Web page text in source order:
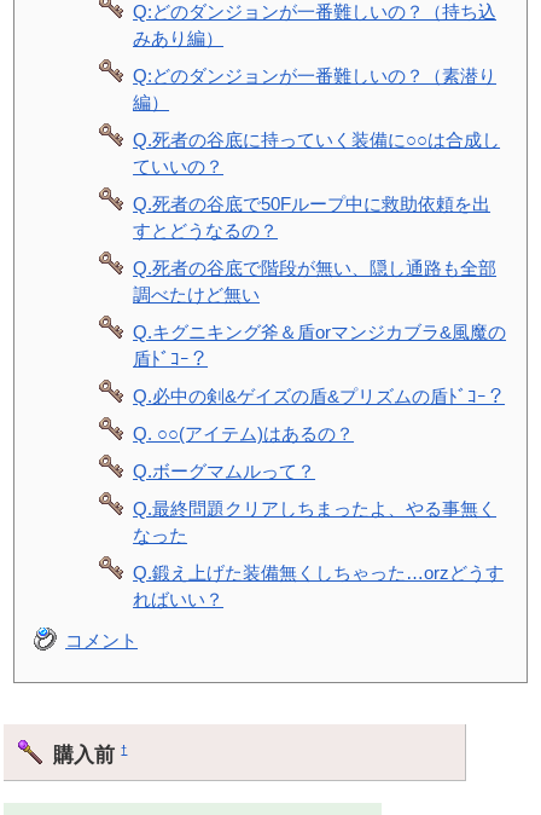
Q:どのダンジョンが一番難しいの？（持ち込
みあり編）
Q:どのダンジョンが一番難しいの？（素潜り
編）
Q.死者の谷底に持っていく装備に○○は合成し
ていいの？
Q.死者の谷底で50Fループ中に救助依頼を出
すとどうなるの？
Q.死者の谷底で階段が無い、隠し通路も全部
調べたけど無い
Q.キグニキング斧＆盾orマンジカブラ&風魔の
盾ﾄﾞｺｰ？
Q.必中の剣&ゲイズの盾&プリズムの盾ﾄﾞｺｰ？
Q. ○○(アイテム)はあるの？
Q.ボーグマムルって？
Q.最終問題クリアしちまったよ、やる事無く
なった
Q.鍛え上げた装備無くしちゃった…orzどうす
ればいい？
コメント
購入前†